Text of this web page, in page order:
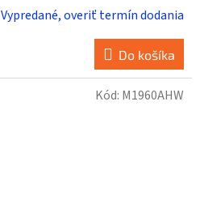
Vypredané, overiť termín dodania
Do košíka
Kód: M1960AHW